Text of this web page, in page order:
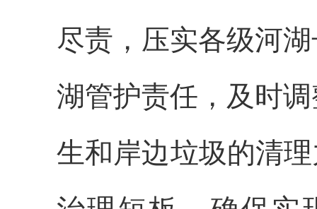
尽责，压实各级河
湖管护责任，及时
生和岸边垃圾的清